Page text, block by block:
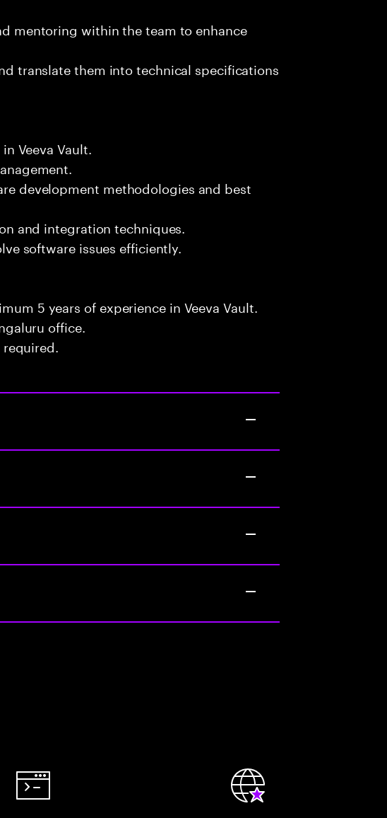
mentoring within the team to enhance
translate them into technical specifications
Veeva Vault.
development methodologies and best
and integration techniques.
software issues efficiently.
5 years of experience in Veeva Vault.
office.